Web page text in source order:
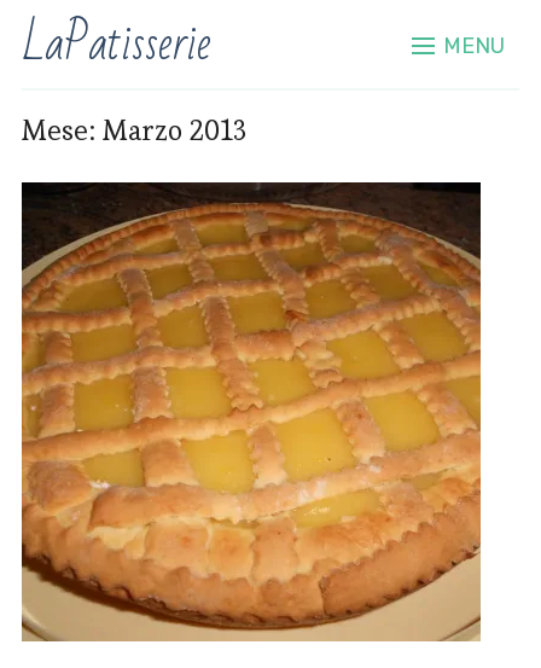
LaPatisserie MENU
Mese: Marzo 2013